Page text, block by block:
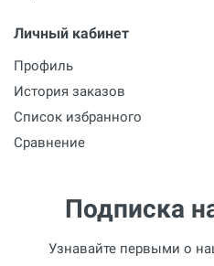
Личный кабинет
Профиль
История заказов
Список избранного
Сравнение
Подписка
Узнавайте первыми о